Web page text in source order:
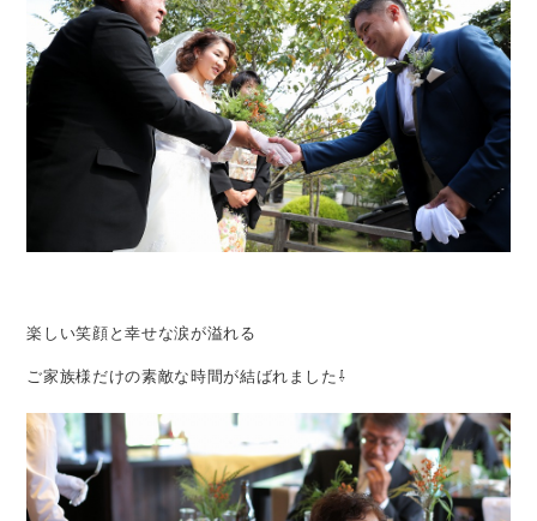
楽しい笑顔と幸せな涙が溢れる
ご家族様だけの素敵な時間が結ばれました⇩